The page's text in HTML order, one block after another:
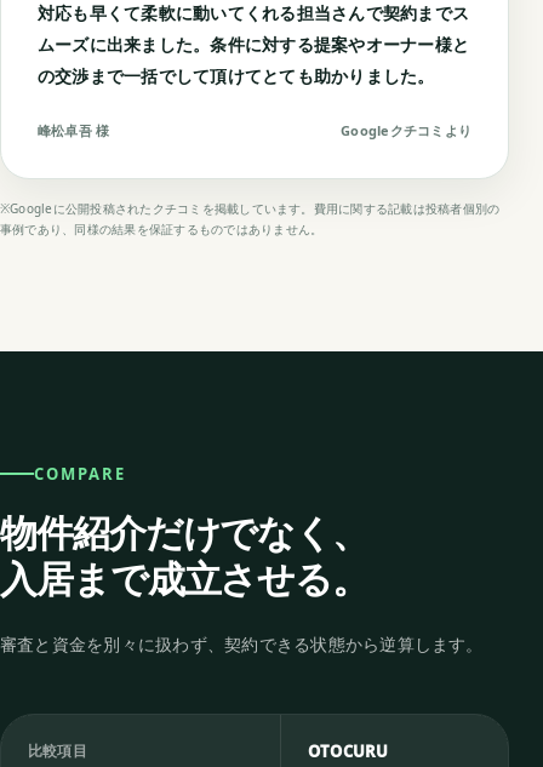
対応も早くて柔軟に動いてくれる担当さんで契約までス
ムーズに出来ました。条件に対する提案やオーナー様と
の交渉まで一括でして頂けてとても助かりました。
峰松卓吾 様 Googleクチコミより
※Googleに公開投稿されたクチコミを掲載しています。費用に関する記載は投稿者個別の
事例であり、同様の結果を保証するものではありません。
COMPARE
物件紹介だけでなく、
入居まで成立させる。
審査と資金を別々に扱わず、契約できる状態から逆算します。
比較項目 OTOCURU